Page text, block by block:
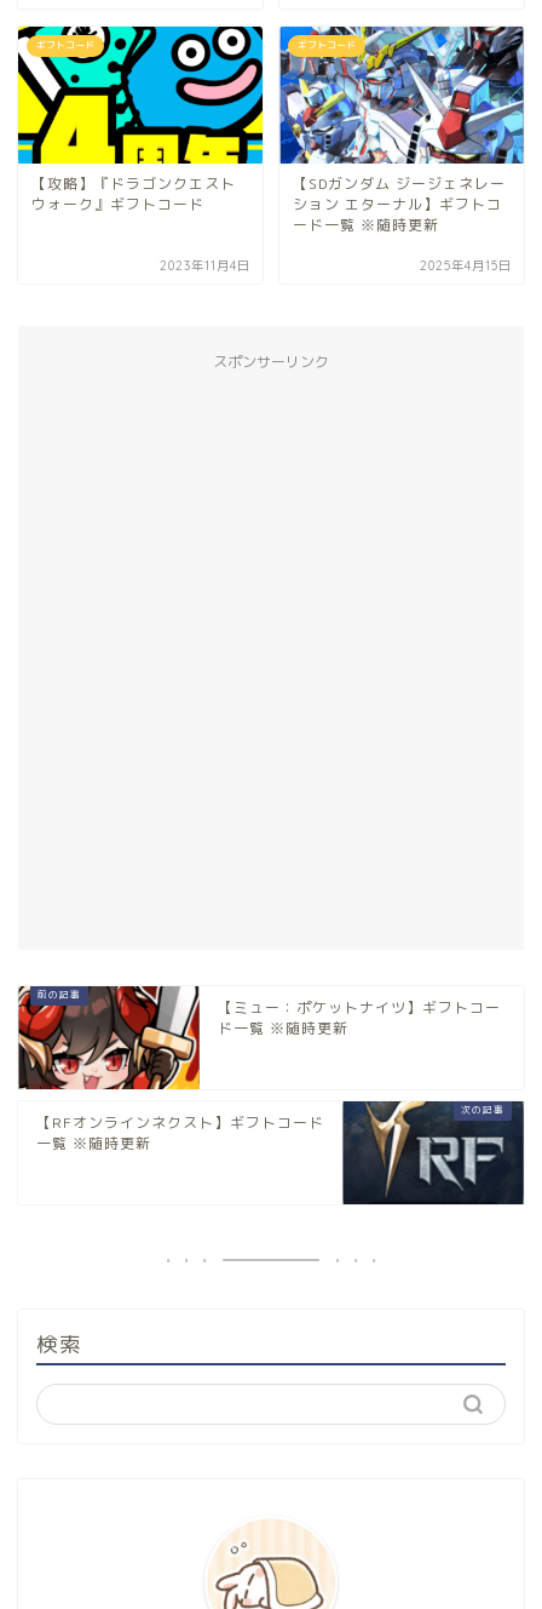
ギフトコード
【攻略】『ドラゴンクエスト
ウォーク』ギフトコード
2023年11月4日
ギフトコード
【SDガンダム ジージェネレー
ション エターナル】ギフトコ
ード一覧 ※随時更新
2025年4月15日
スポンサーリンク
【ミュー：ポケットナイツ】ギフトコー
ド一覧 ※随時更新
【RFオンラインネクスト】ギフトコード
一覧 ※随時更新
検索